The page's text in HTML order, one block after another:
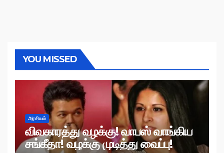
YOU MISSED
அரசியல்
விவகாரத்து வழக்கு! வாபஸ் வாங்கிய
சங்கீதா! வழக்கு முடித்து வைப்பு!